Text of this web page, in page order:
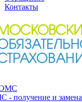
Контакты
ОМС
- получение и замена